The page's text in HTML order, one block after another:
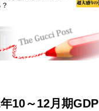
10～12月期GDP